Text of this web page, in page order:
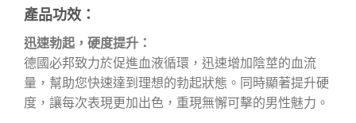
產品功效：
迅速勃起，硬度提升：
德國必邦致力於促進血液循環，迅速增加陰莖的血流
量，幫助您快速達到理想的勃起狀態。同時顯著提升硬
度，讓每次表現更加出色，重現無懈可擊的男性魅力。